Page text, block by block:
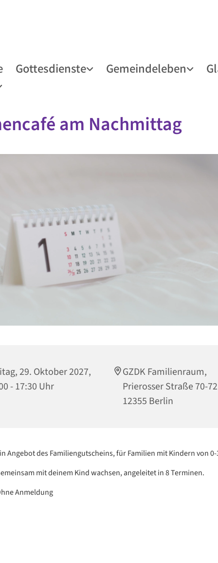
Gottesdienste Gemeindeleben
am Nachmittag
29. Oktober 2027,
- 17:30 Uhr
GZDK Familienraum,
Prierosser Straße 70-
12355 Berlin
Angebot des Familiengutscheins, für Familien mit Kindern von
mit deinem Kind wachsen, angeleitet in 8 Terminen.
Anmeldung